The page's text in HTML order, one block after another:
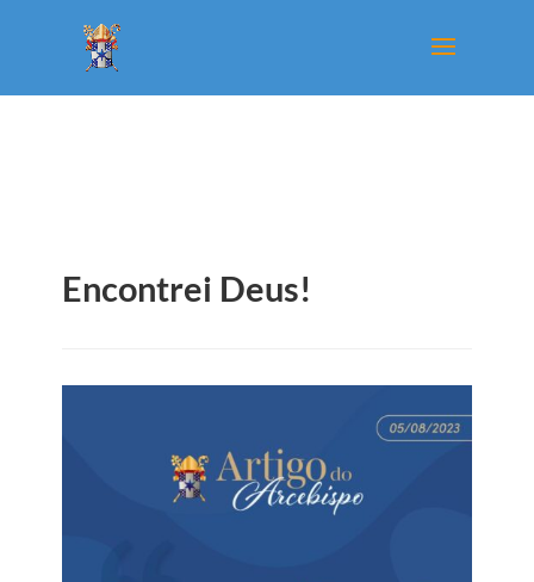
Encontrei Deus!